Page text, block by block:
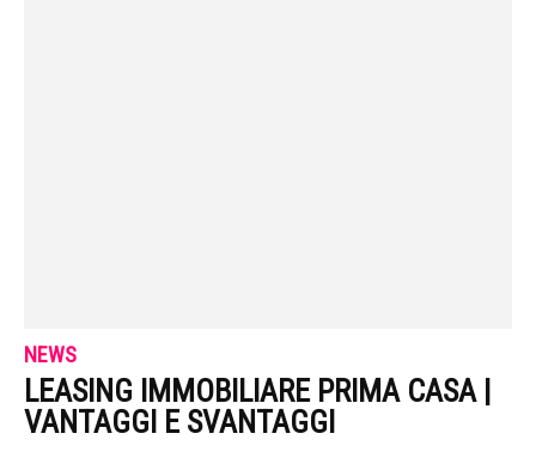
NEWS
LEASING IMMOBILIARE PRIMA CASA |
VANTAGGI E SVANTAGGI